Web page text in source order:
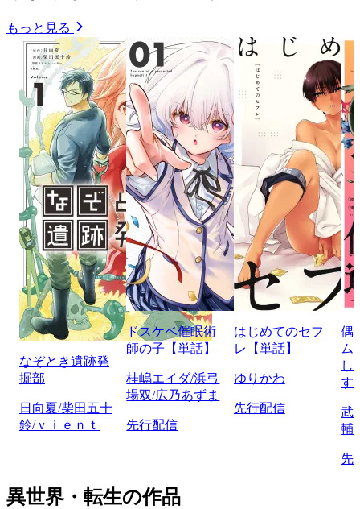
もっと見る
なぞとき遺跡発
掘部
日向夏/柴田五十
鈴/ｖｉｅｎｔ
ドスケベ催眠術
師の子【単話】
桂嶋エイダ/浜弓
場双/広乃あずま
先行配信
はじめてのセフ
レ【単話】
ゆりかわ
先行配信
偶
ム
し
す
武
輔
先
異世界・転生の作品